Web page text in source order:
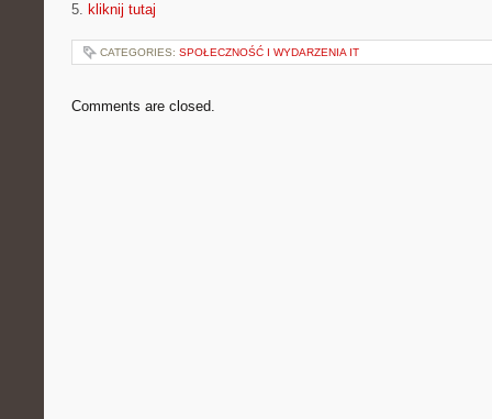
5. kliknij tutaj
CATEGORIES: SPOŁECZNOŚĆ I WYDARZENIA IT
Comments are closed.